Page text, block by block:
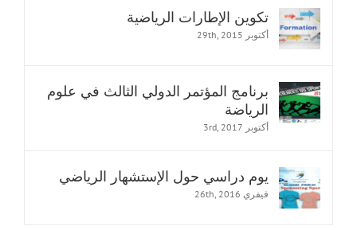
تكوين الإطارات الرياضية
أكتوبر 29th, 2015
برنامج المؤتمر الدولي الثالث في علوم
الرياضة
أكتوبر 3rd, 2017
يوم دراسي حول الإستشهار الرياضي
فيفري 26th, 2016